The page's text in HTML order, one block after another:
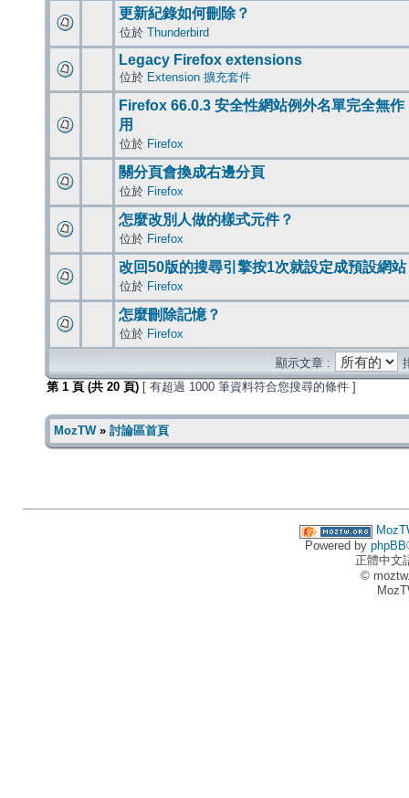
更新紀錄如何刪除？
位於 Thunderbird
Legacy Firefox extensions
位於 Extension 擴充套件
Firefox 66.0.3 安全性網站例外名單完全無作
用
位於 Firefox
關分頁會換成右邊分頁
位於 Firefox
怎麼改別人做的樣式元件？
位於 Firefox
改回50版的搜尋引擎按1次就設定成預設網站
位於 Firefox
怎麼刪除記憶？
位於 Firefox
顯示文章 :
第 1 頁 (共 20 頁) [ 有超過 1000 筆資料符合您搜尋的條件 ]
MozTW» 討論區首頁
Powered by phpBB
正體中文
©